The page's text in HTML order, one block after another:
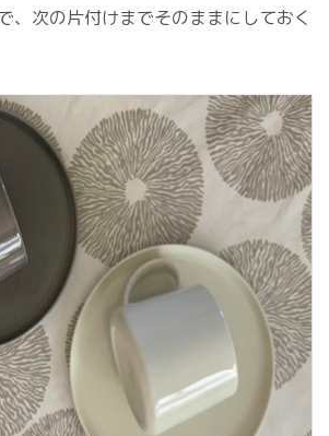
、次の片付けまでそのままにしておく